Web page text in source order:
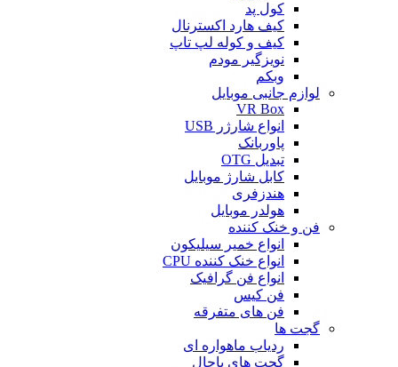
کول پد
کیف هارد اکسترنال
کیف و کوله لپ تاپ
نویزگیر مودم
وبکم
لوازم جانبی موبایل
VR Box
انواع شارژر USB
پاوربانک
تبدیل OTG
کابل شارژ موبایل
هندزفری
هولدر موبایل
فن و خنک کننده
انواع خمیر سیلیکون
انواع خنک کننده CPU
انواع فن گرافیک
فن کیس
فن های متفرقه
گجت ها
ردیاب ماهواره ای
گجت های باحال